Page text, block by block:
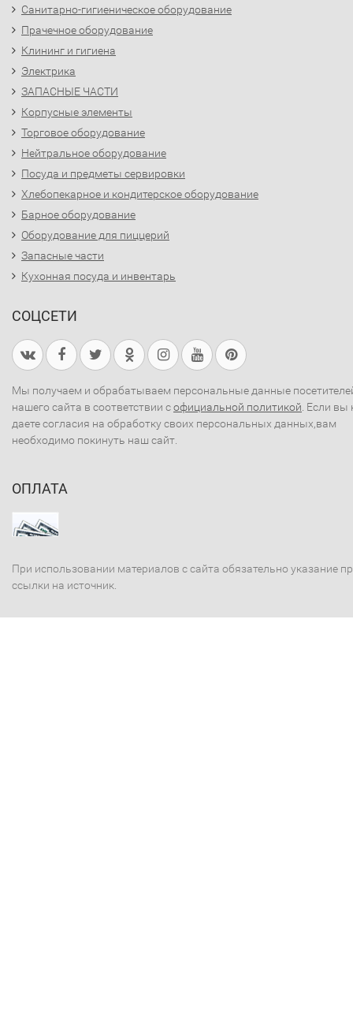
Санитарно-гигиеническое оборудование
Прачечное оборудование
Клининг и гигиена
Электрика
ЗАПАСНЫЕ ЧАСТИ
Корпусные элементы
Торговое оборудование
Нейтральное оборудование
Посуда и предметы сервировки
Хлебопекарное и кондитерское оборудование
Барное оборудование
Оборудование для пиццерий
Запасные части
Кухонная посуда и инвентарь
СОЦСЕТИ
Мы получаем и обрабатываем персональные данные
нашего сайта в соответствии софициальной политикой . Если вы
даете согласия на обработку своих персональных данных,вам
необходимо покинуть наш сайт.
ОПЛАТА
При использовании материалов с сайта обязательно указание
ссылки на источник.